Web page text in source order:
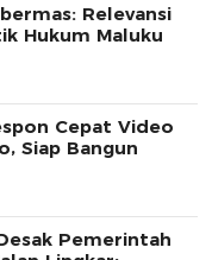
Relevansi
Hukum Maluku
Cepat Video
Siap Bangun
Pemerintah